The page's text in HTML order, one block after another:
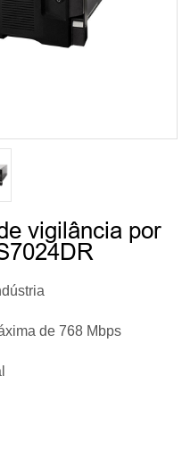
vigilância por
de 768 Mbps